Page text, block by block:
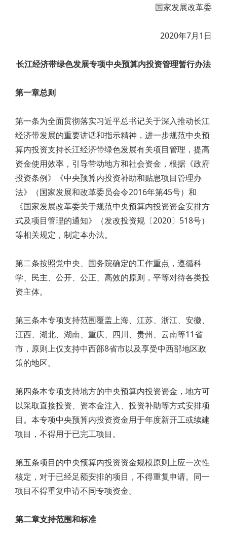
国家发展改革委
2020年7月1日
长江经济带绿色发展专项中央预算内投资管理暂行办法
第一章总则
第一条为全面贯彻落实习近平总书记关于深入推动长江
经济带发展的重要讲话和指示精神，进一步规范中央预
算内投资支持长江经济带绿色发展有关项目管理，提高
资金使用效率，引导带动地方和社会资金，根据《政府
投资条例》《中央预算内投资补助和贴息项目管理办
法》（国家发展和改革委员会令2016年第45号）和
《国家发展改革委关于规范中央预算内投资资金安排方
式及项目管理的通知》（发改投资规〔2020〕518号）
等相关规定，制定本办法。
第二条按照党中央、国务院确定的工作重点，遵循科
学、民主、公开、公正、高效的原则，平等对待各类投
资主体。
第三条本专项支持范围覆盖上海、江苏、浙江、安徽、
江西、湖北、湖南、重庆、四川、贵州、云南等11省
市，原则上仅支持中西部8省市以及享受中西部地区政
策的地区。
第四条本专项支持地方的中央预算内投资资金，地方可
以采取直接投资、资本金注入、投资补助等方式安排项
目。本专项中央预算内投资资金用于年度新开工或续建
项目，不得用于已完工项目。
第五条项目的中央预算内投资资金规模原则上应一次性
核定，对于已经足额安排的项目，不得重复申请。同一
项目不得重复申请不同专项资金。
第二章支持范围和标准